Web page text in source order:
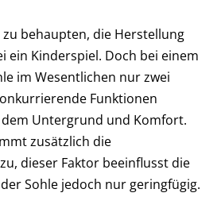
behaupten, die Herstellung
ein Kinderspiel. Doch bei einem
im Wesentlichen nur zwei
Funktionen
Untergrund und Komfort.
zusätzlich die
dieser Faktor beeinflusst die
Sohle jedoch nur geringfügig.